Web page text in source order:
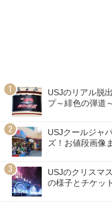
USJのリアル脱
プ～緋色の弾道
USJクールジャ
ズ！お値段画像
USJのクリスマ
の様子とチケッ